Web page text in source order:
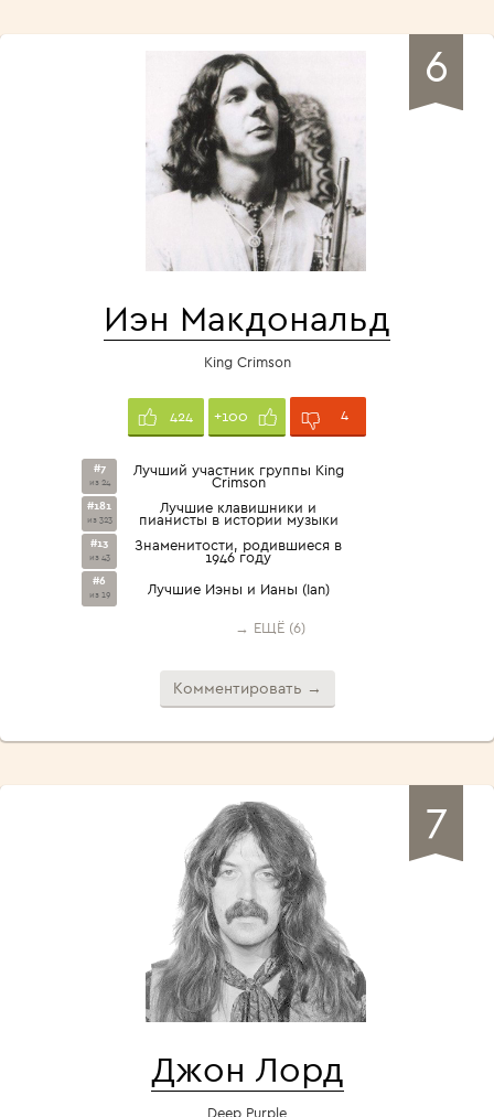
6
Иэн Макдональд
King Crimson
424 +100 4
#7
из 24
Лучший участник группы King
Crimson
#181
из 323
Лучшие клавишники и
пианисты в истории музыки
#13
из 43
Знаменитости, родившиеся в
1946 году
#6
из 19 Лучшие Иэны и Ианы (Ian)
→ ЕЩЁ (6)
Комментировать →
7
Джон Лорд
Deep Purple